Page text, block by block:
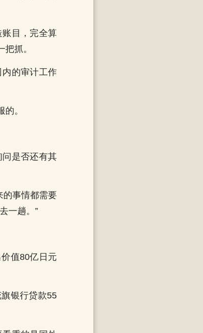
目，完全算
抓。
的审计工作
。
是否还有其
的事情都需要
一趟。”
值80亿日元
银行贷款55